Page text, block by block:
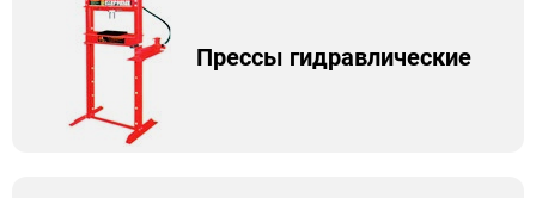
Прессы гидравлические